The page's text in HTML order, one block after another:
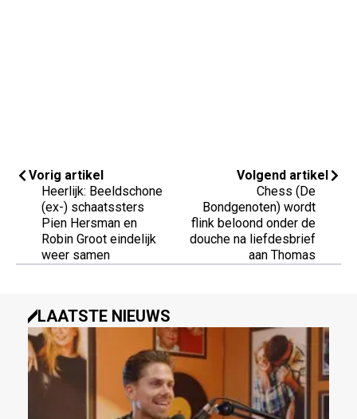
Vorig artikel
Heerlijk: Beeldschone
(ex-) schaatssters
Pien Hersman en
Robin Groot eindelijk
weer samen
Volgend artikel
Chess (De
Bondgenoten) wordt
flink beloond onder de
douche na liefdesbrief
aan Thomas
LAATSTE NIEUWS